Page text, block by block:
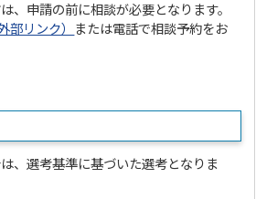
、申請の前に相談が必要となります。
外部リンク） または電話で相談予約をお
、選考基準に基づいた選考となりま